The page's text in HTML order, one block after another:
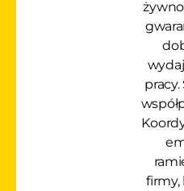
pracy.
firmy,